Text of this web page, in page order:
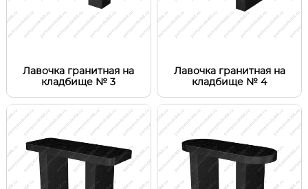
Лавочка гранитная на
кладбище № 3
Лавочка гранитная на
кладбище № 4